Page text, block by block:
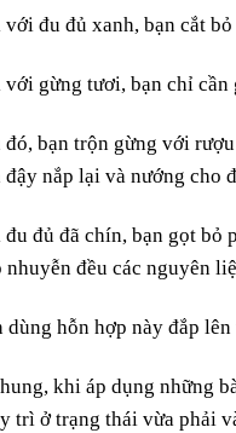
đu đủ xanh, bạn cắt bỏ
gừng tươi, bạn chỉ cần
đó, bạn trộn gừng với
đậy nắp lại và nướng cho
đủ đã chín, bạn gọt bỏ
nhuyễn đều các nguyên
dùng hỗn hợp này đắp
khi áp dụng những
trì ở trạng thái vừa phải